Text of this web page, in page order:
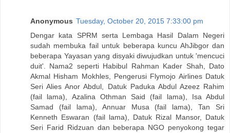
Anonymous Tuesday, October 20, 2015 7:33:00 pm
Dengar kata SPRM serta Lembaga Hasil Dalam Negeri
sudah membuka fail untuk beberapa kuncu AhJibgor dan
beberapa Yayasan yang disyaki diwujudkan untuk 'mencuci
duit'. Nama2 seperti Habibul Rahman Kader Shah, Dato
Akmal Hisham Mokhles, Pengerusi Flymojo Airlines Datuk
Seri Alies Anor Abdul, Datuk Paduka Abdul Azeez Rahim
(fail lama), Azalina Othman Said (fail lama), Isa Abdul
Samad (fail lama), Annuar Musa (fail lama), Tan Sri
Kenneth Eswaran (fail lama), Datuk Rizal Mansor, Datuk
Seri Farid Ridzuan dan beberapa NGO penyokong tegar